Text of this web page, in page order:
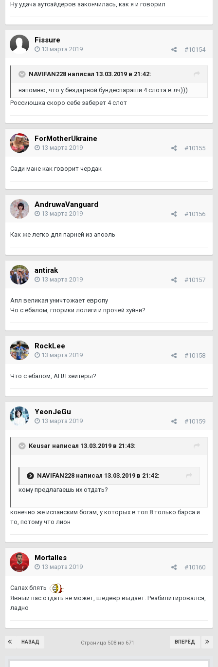
Ну удача аутсайдеров закончилась, как я и говорил
Fissure
#10154
13 марта 2019
NAVIFAN228 написал 13.03.2019 в 21:42:
напомню, что у бездарной бундеспараши 4 слота в лч)))
Россиюшка скоро себе заберет 4 слот
ForMotherUkraine
#10155
13 марта 2019
Сади мане как говорит чердак
AndruwaVanguard
#10156
13 марта 2019
Как же легко для парней из апоэль
antirak
#10157
13 марта 2019
Апл великая уничтожает европу
Чо с ебалом, глорики лолиги и прочей хуйни?
RockLee
#10158
13 марта 2019
Что с ебалом, АПЛ хейтеры?
YeonJeGu
#10159
13 марта 2019
Keusar написал 13.03.2019 в 21:43:
NAVIFAN228 написал 13.03.2019 в 21:42:
кому предлагаешь их отдать?
конечно же испанским богам, у которых в топ 8 только барса и
то, потому что лион
Mortalles
#10160
13 марта 2019
Салах блять
Явный пас отдать не может, шедевр выдает. Реабилитировался,
ладно
НАЗАД ВПЕРЁД
Страница 508 из 671